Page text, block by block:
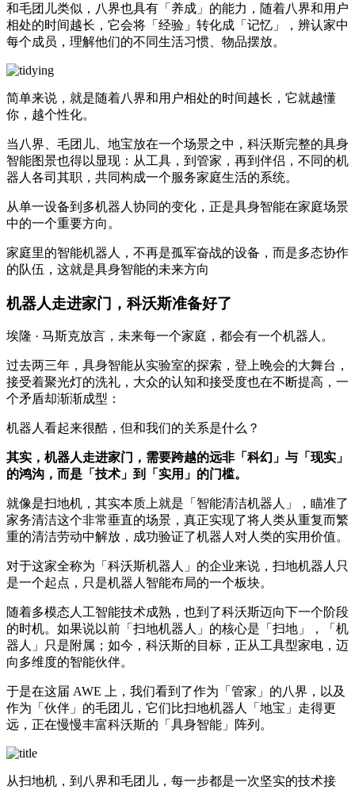
和毛团儿类似，八界也具有「养成」的能力，随着八界和用户
相处的时间越长，它会将「经验」转化成「记忆」，辨认家中
每个成员，理解他们的不同生活习惯、物品摆放。
简单来说，就是随着八界和用户相处的时间越长，它就越懂
你，越个性化。
当八界、毛团儿、地宝放在一个场景之中，科沃斯完整的具身
智能图景也得以显现：从工具，到管家，再到伴侣，不同的机
器人各司其职，共同构成一个服务家庭生活的系统。
从单一设备到多机器人协同的变化，正是具身智能在家庭场景
中的一个重要方向。
家庭里的智能机器人，不再是孤军奋战的设备，而是多态协作
的队伍，这就是具身智能的未来方向
机器人走进家门，科沃斯准备好了
埃隆 · 马斯克放言，未来每一个家庭，都会有一个机器人。
过去两三年，具身智能从实验室的探索，登上晚会的大舞台，
接受着聚光灯的洗礼，大众的认知和接受度也在不断提高，一
个矛盾却渐渐成型：
机器人看起来很酷，但和我们的关系是什么？
其实，机器人走进家门，需要跨越的远非「科幻」与「现实」
的鸿沟，而是「技术」到「实用」的门槛。
就像是扫地机，其实本质上就是「智能清洁机器人」，瞄准了
家务清洁这个非常垂直的场景，真正实现了将人类从重复而繁
重的清洁劳动中解放，成功验证了机器人对人类的实用价值。
对于这家全称为「科沃斯机器人」的企业来说，扫地机器人只
是一个起点，只是机器人智能布局的一个板块。
随着多模态人工智能技术成熟，也到了科沃斯迈向下一个阶段
的时机。如果说以前「扫地机器人」的核心是「扫地」，「机
器人」只是附属；如今，科沃斯的目标，正从工具型家电，迈
向多维度的智能伙伴。
于是在这届 AWE 上，我们看到了作为「管家」的八界，以及
作为「伙伴」的毛团儿，它们比扫地机器人「地宝」走得更
远，正在慢慢丰富科沃斯的「具身智能」阵列。
从扫地机，到八界和毛团儿，每一步都是一次坚实的技术接